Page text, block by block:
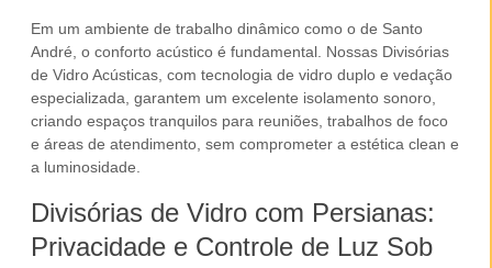
Em um ambiente de trabalho dinâmico como o de Santo
André, o conforto acústico é fundamental. Nossas Divisórias
de Vidro Acústicas, com tecnologia de vidro duplo e vedação
especializada, garantem um excelente isolamento sonoro,
criando espaços tranquilos para reuniões, trabalhos de foco
e áreas de atendimento, sem comprometer a estética clean e
a luminosidade.
Divisórias de Vidro com Persianas:
Privacidade e Controle de Luz Sob